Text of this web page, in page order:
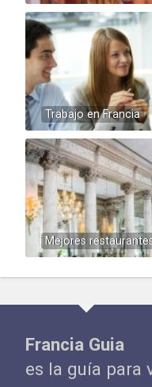
Trabajo en Francia
Mejores
Francia Guia
es la guía para